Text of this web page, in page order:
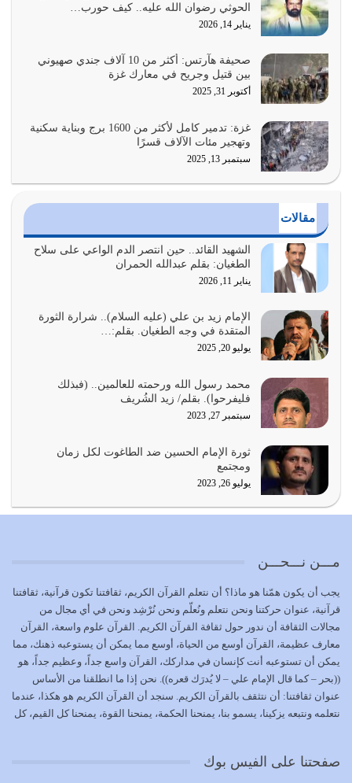
هل نحن من الصالحين؟ قيِّم نفسك هنا اترك القرآن على أصله
وأعرض نفسك، وأعرض ما لديك على…
يوليو 27, 2026
عندما يكون عدوك هو عدو الله معناه أن تكون نقاط الضعف
فيه كثيرة وسينصرك الله عليه إذا…
يوليو 26, 2026
أراد الله لهذه الأمة ان تكون خير امة أخرجت للناس بالنهوض
الدين الذي شرعه الله لا يجوز أن يخضع لآرائنا وأهوائنا
واجتهاداتنا لأننا سنختلف ونتفرق
يوليو 24, 2026
أمة عاجزة عن النهوض…
يوليو 23, 2026
بحبل الله جميعاً وليس كل…
يوليو 22, 2026
يشاء ويذل من يشاء
يوليو 21, 2026
{إِنَّ الدِّينَ عِنْدَ اللَّهِ الْإسْلامُ} الدين الذي شرعه الله للناس في
تتحقق الحقوق للجميع
يوليو 18, 2026
بعض صفات المتقين {الصَّابِرِينَ وَالصَّادِقِينَ وَالْقَانِتِينَ
وَالْمُنْفِقِينَ…
يوليو 17, 2026
الاعتصام بحبل الله أمر إلهي للمؤمنين وهو بمثابة سبب بينهم
يوليو 16, 2026
الحوثي رضوان الله عليه.. كيف حورب…
يناير 14, 2026
صحيفة هآرتس: أكثر من 10 آلاف جندي صهيوني
بين قتيل وجريح في معارك غزة
أكتوبر 31, 2025
غزة: تدمير كامل لأكثر من 1600 برج وبناية سكنية
وتهجير مئات الآلاف قسرًا
سبتمبر 13, 2025
مقالات
الشهيد القائد.. حين انتصر الدم الواعي على سلاح
الطغيان: بقلم عبدالله الحمران
يناير 11, 2026
الإمام زيد بن علي (عليه السلام).. شرارة الثورة
المتقدة في وجه الطغيان. بقلم:…
يوليو 20, 2025
محمد رسول الله ورحمته للعالمين.. (فبذلك
فليفرحوا). بقلم/ زيد الشُريف
سبتمبر 27, 2023
ثورة الإمام الحسين ضد الطاغوت لكل زمان
ومجتمع
يوليو 26, 2023
مـــن نـــحـــن
يجب أن يكون همّنا هو ماذا؟ أن نتعلم القرآن الكريم، ثقافتنا تكون قرآنية، ثقافتنا
قرآنية، عنوان حركتنا ونحن نتعلم ونُعلّم ونحن نُرْشِد ونحن في أي مجال من
مجالات الثقافة أن ندور حول ثقافة القرآن الكريم. القرآن علوم واسعة، القرآن
معارف عظيمة، القرآن أوسع من الحياة، أوسع مما يمكن أن يستوعبه ذهنك، مما
يمكن أن تستوعبه أنت كإنسان في مداركك، القرآن واسع جداً، وعظيم جداً، هو
((بحر – كما قال الإمام علي – لا يُدرَك قعره)). نحن إذا ما انطلقنا من الأساس
عنوان ثقافتنا: أن نتثقف بالقرآن الكريم. سنجد أن القرآن الكريم هو هكذا، عندما
نتعلمه ونتبعه يزكينا، يسمو بنا، يمنحنا الحكمة، يمنحنا القوة، يمنحنا كل القيم، كل
بمستوى أن نثقف الآخرين بالقرآن الكريم، وأن نتثقف بثقافة القرآن الكريم
صفحتنا على الفيس بوك